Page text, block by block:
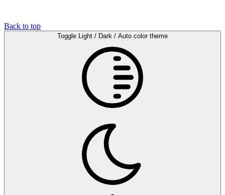
Back to top
Toggle Light / Dark / Auto color theme